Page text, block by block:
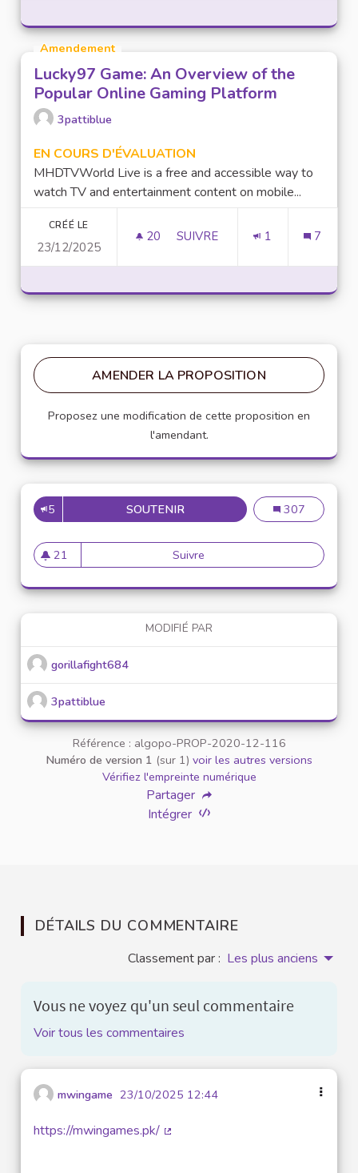
Amendement
Lucky97 Game: An Overview of the
Popular Online Gaming Platform
3pattiblue
EN COURS D'ÉVALUATION
MHDTVWorld Live is a free and accessible way to
watch TV and entertainment content on mobile...
CRÉÉ LE
23/12/2025
20 20 ABONNÉS
SUIVRE 1 7
AMENDER LA PROPOSITION
Proposez une modification de cette proposition en
l'amendant.
5 SOUTENIRPROPOSER UNE NEWSLETER
Proposer une
307
21
21 abonnés
Suivre Proposer une newsleter sur
MODIFIÉ PAR
gorillafight684
3pattiblue
Référence : algopo-PROP-2020-12-116
Numéro de version 1 (sur 1) voir les autres versions
Vérifiez l'empreinte numérique
Partager
Intégrer
DÉTAILS DU COMMENTAIRE
Classement par : Les plus anciens
Vous ne voyez qu'un seul commentaire
Voir tous les commentaires
mwingame 23/10/2025 12:44
https://mwingames.pk/